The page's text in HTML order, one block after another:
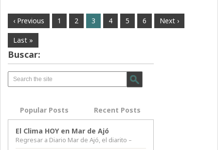
‹ Previous 1 2 3 4 5 6 Next ›
Last »
Buscar:
Popular Posts Recent Posts
El Clima HOY en Mar de Ajó
Regresar a Diario Mar de Ajó, el diarito –